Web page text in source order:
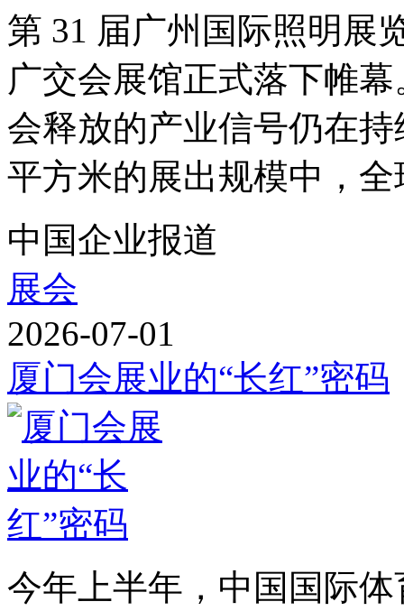
第 31 届广州国际照明展
广交会展馆正式落下帷
会释放的产业信号仍在
平方米的展出规模中，全
中国企业报道
展会
2026-07-01
厦门会展业的“长红”密码
今年上半年，中国国际